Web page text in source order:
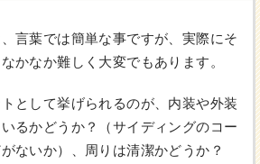
言葉では簡単な事ですが、実際にそ
かなか難しく大変でもあります。
として挙げられるのが、内装や外装
るかどうか？（サイディングのコー
ないか）、周りは清潔かどうか？